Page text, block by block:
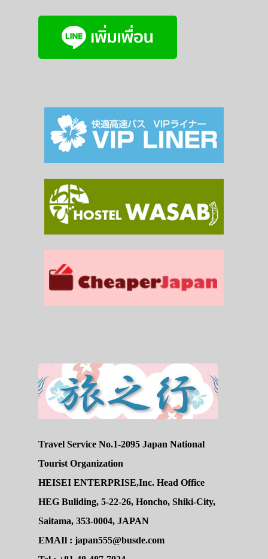
Travel Service No.1-2095 Japan National
Tourist Organization
HEISEI ENTERPRISE,Inc. Head Office
HEG Buliding, 5-22-26, Honcho, Shiki-City,
Saitama, 353-0004, JAPAN
EMAIl : japan555@busde.com